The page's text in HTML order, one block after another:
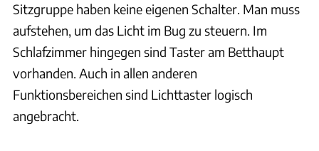
Sitzgruppe haben keine eigenen Schalter. Man muss
aufstehen, um das Licht im Bug zu steuern. Im
Schlafzimmer hingegen sind Taster am Betthaupt
vorhanden. Auch in allen anderen
Funktionsbereichen sind Lichttaster logisch
angebracht.